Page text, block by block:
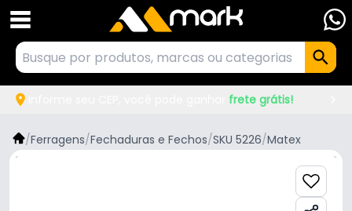
frete grátis!
/Ferragens/Fechaduras e Fechos/SKU 5226/Matex